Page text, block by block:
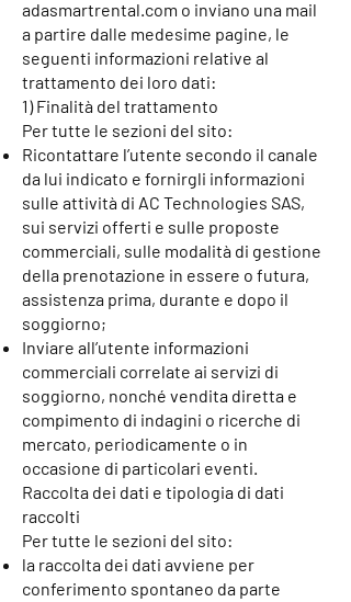
adasmartrental.com o inviano una mail
a partire dalle medesime pagine, le
seguenti informazioni relative al
trattamento dei loro dati:
1) Finalità del trattamento
Per tutte le sezioni del sito:
Ricontattare l’utente secondo il canale
da lui indicato e fornirgli informazioni
sulle attività di AC Technologies SAS,
sui servizi offerti e sulle proposte
commerciali, sulle modalità di gestione
della prenotazione in essere o futura,
assistenza prima, durante e dopo il
soggiorno;
Inviare all’utente informazioni
commerciali correlate ai servizi di
soggiorno, nonché vendita diretta e
compimento di indagini o ricerche di
mercato, periodicamente o in
occasione di particolari eventi.
Raccolta dei dati e tipologia di dati
raccolti
Per tutte le sezioni del sito:
la raccolta dei dati avviene per
conferimento spontaneo da parte